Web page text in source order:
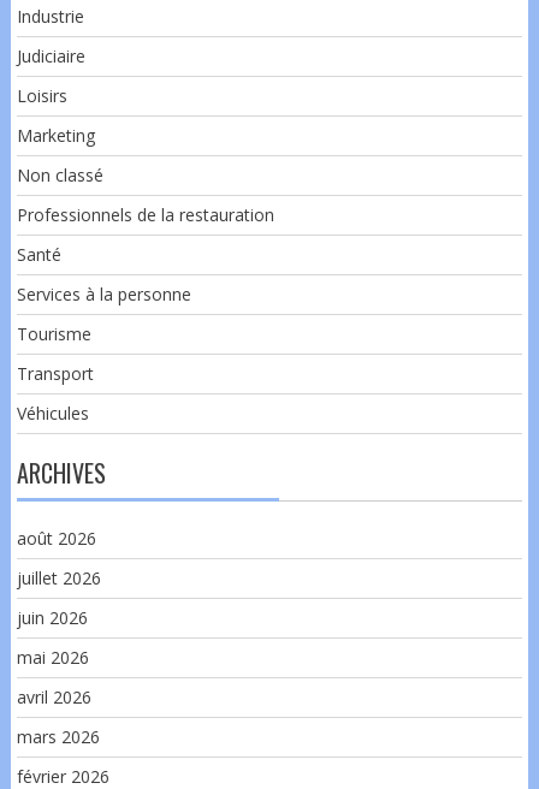
Industrie
Judiciaire
Loisirs
Marketing
Non classé
Professionnels de la restauration
Santé
Services à la personne
Tourisme
Transport
Véhicules
ARCHIVES
août 2026
juillet 2026
juin 2026
mai 2026
avril 2026
mars 2026
février 2026